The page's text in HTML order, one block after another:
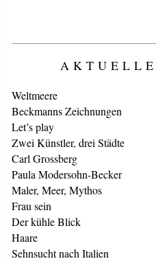
Weltmeere
Beckmanns Zeichnungen
Let’s play
Zwei Künstler, drei Städte
Carl Grossberg
Paula Modersohn-Becker
Maler, Meer, Mythos
Frau sein
Der kühle Blick
Haare
Sehnsucht nach Italien